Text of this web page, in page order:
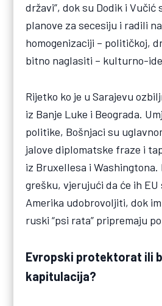
državi”, dok su Dodik i
planove za secesiju i radili
homogenizaciji – političkoj,
bitno naglasiti – kulturno-
Rijetko ko je u Sarajevu
iz Banje Luke i Beograda.
politike, Bošnjaci su
jalove diplomatske fraze i
iz Bruxellesa i Washingtona.
grešku, vjerujući da će ih
Amerika udobrovoljiti, dok
ruski “psi rata” pripremaju
Evropski protektorat ili
kapitulacija?